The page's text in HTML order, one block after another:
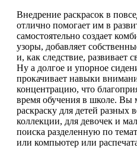
Внедрение раскрасок в
отлично помогает им в
самостоятельно создает
узоры, добавляет
и, как следствие, развивает
Ну а долгое и упорное
прокачивает навыки
концентрацию, что
время обучения в школе.
раскраску для детей разных
коллекции, для девочек и
поиска разделенную по
или компьютер или